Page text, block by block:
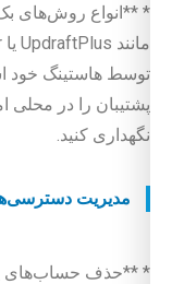
* **انواع روش‌های
توسط هاستینگ خود
پشتیبان را در محلی
نگهداری کنید.
مدیریت